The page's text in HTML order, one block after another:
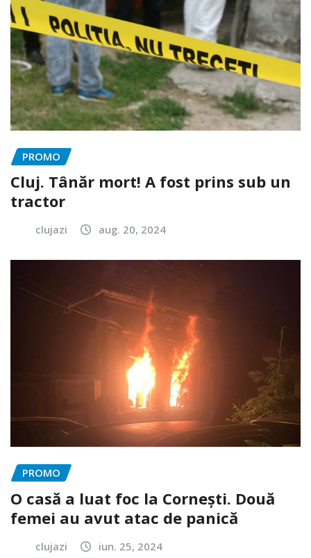
PROMO
Cluj. Tânăr mort! A fost prins sub un
tractor
clujazi aug. 20, 2024
PROMO
O casă a luat foc la Cornești. Două
femei au avut atac de panică
clujazi iun. 25, 2024